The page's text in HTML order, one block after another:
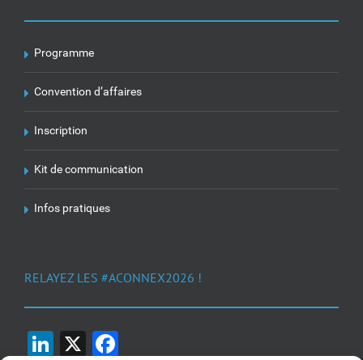
Programme
Convention d’affaires
Inscription
Kit de communication
Infos pratiques
RELAYEZ LES #ACONNEX2026 !
LinkedIn
X